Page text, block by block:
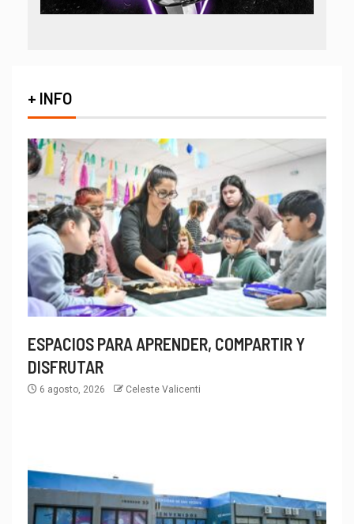
+ INFO
ESPACIOS PARA APRENDER, COMPARTIR Y
DISFRUTAR
6 agosto, 2026 Celeste Valicenti